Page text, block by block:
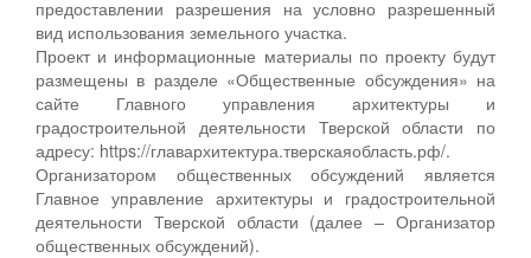
предоставлении разрешения на условно разрешенный
вид использования земельного участка.
Проект и информационные материалы по проекту будут
размещены в разделе «Общественные обсуждения» на
сайте Главного управления архитектуры и
градостроительной деятельности Тверской области по
адресу: https://главархитектура.тверскаяобласть.рф/.
Организатором общественных обсуждений является
Главное управление архитектуры и градостроительной
деятельности Тверской области (далее – Организатор
общественных обсуждений).